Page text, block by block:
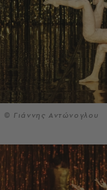
© Γιάννης Αντώνογλου